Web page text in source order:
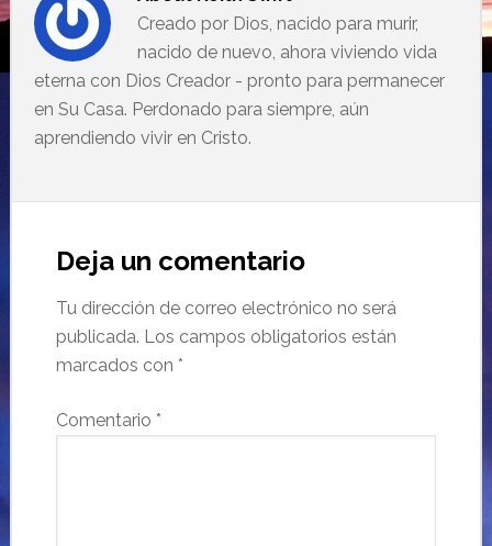
Creado por Dios, nacido para murir,
nacido de nuevo, ahora viviendo vida
eterna con Dios Creador - pronto para permanecer
en Su Casa. Perdonado para siempre, aún
aprendiendo vivir en Cristo.
Deja un comentario
Tu dirección de correo electrónico no será
publicada. Los campos obligatorios están
marcados con *
Comentario *